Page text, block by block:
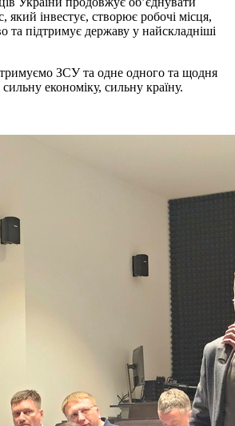
який інвестує, створює робочі місця,
та підтримує державу у найскладніші
ЗСУ та одне одного та щодня
економіку, сильну країну.